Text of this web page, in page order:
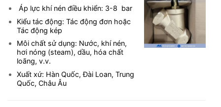
Áp lực khí nén điều khiển: 3-8 bar
Kiểu tác động: Tác động đơn hoặc
Tác động kép
Môi chất sử dụng: Nước, khí nén,
hơi nóng (steam), dầu, hóa chất
loãng, v.v.
Xuất xứ: Hàn Quốc, Đài Loan, Trung
Quốc, Châu Âu